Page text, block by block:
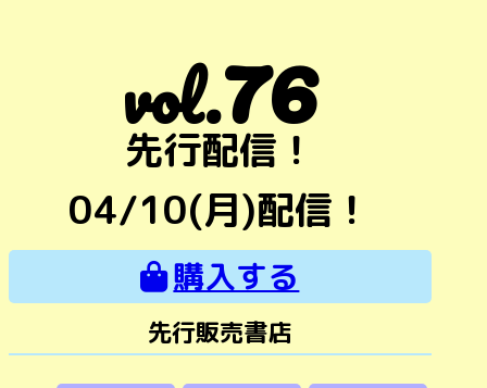
vol.76
先行配信！
04/10(月)配信！
購入する
先行販売書店